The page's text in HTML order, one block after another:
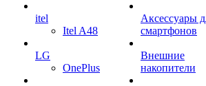
itel
Itel A48
LG
OnePlus
Аксессуары
смартфонов
Внешние
накопители